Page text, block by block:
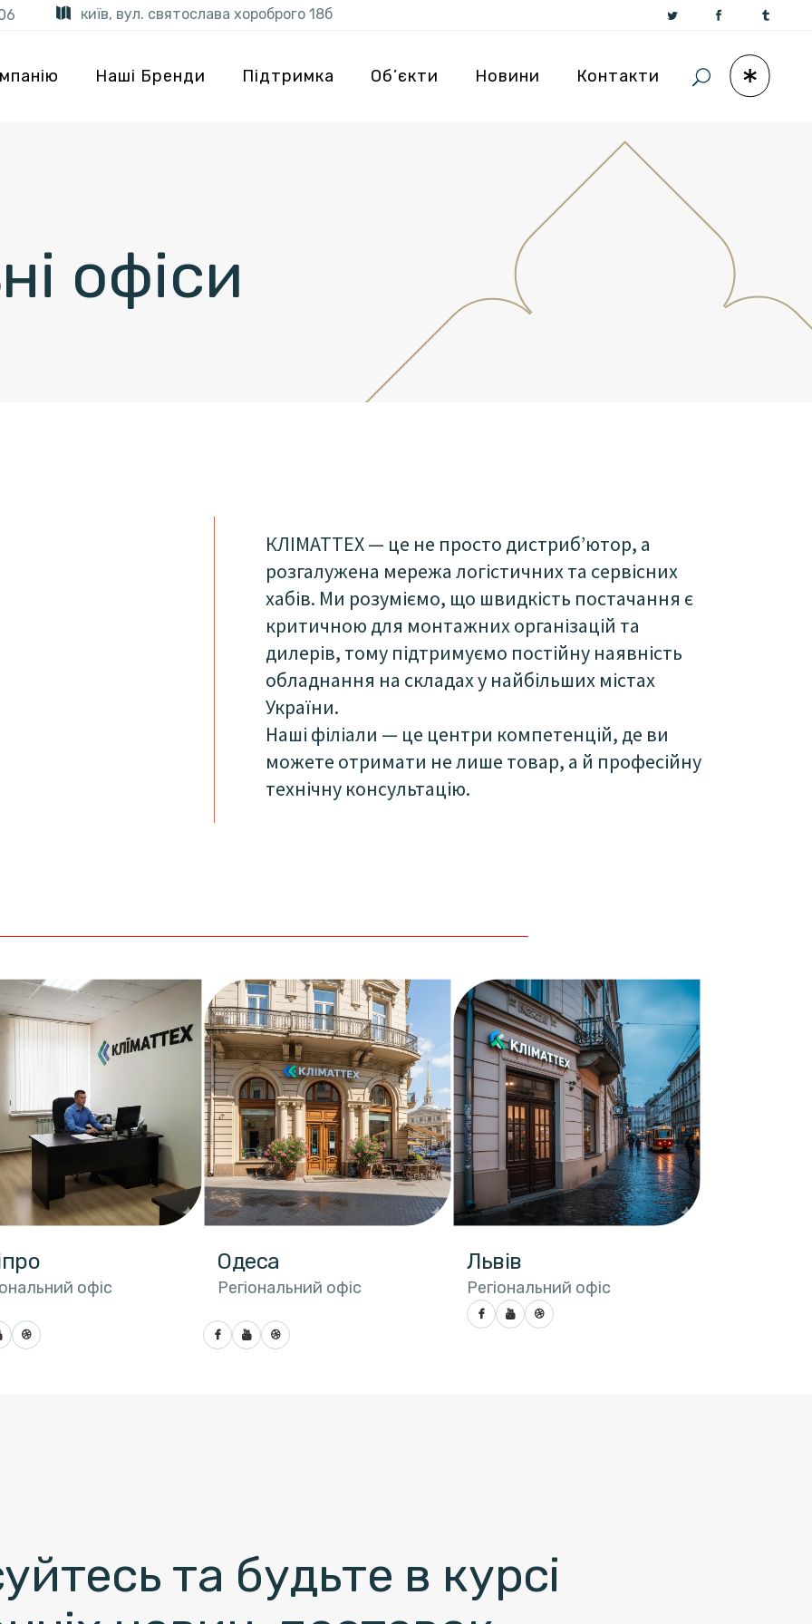
київ, вул. святослава хороброго 18б
Наші Бренди Підтримка Об’єкти Новини Контакти
офіси
КЛІМАТТЕХ — це не просто дистриб’ютор, а
розгалужена мережа логістичних та сервісних
хабів. Ми розуміємо, що швидкість постачання є
критичною для монтажних організацій та
дилерів, тому підтримуємо постійну наявність
обладнання на складах у найбільших містах
України.
Наші філіали — це центри компетенцій, де ви
можете отримати не лише товар, а й професійну
технічну консультацію.
офіс
Одеса
Регіональний офіс
Львів
Регіональний офіс
та будьте в курсі